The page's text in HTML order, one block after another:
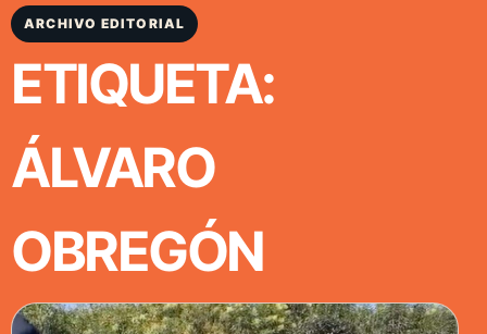
ARCHIVO EDITORIAL
ETIQUETA:
ÁLVARO
OBREGÓN